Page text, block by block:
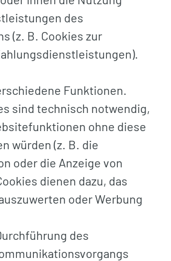
des
(z. B. Cookies zur
Funktionen.
sind technisch notwendig,
ohne diese
würden (z. B. die
oder die Anzeige von
dienen dazu, das
oder Werbung
des